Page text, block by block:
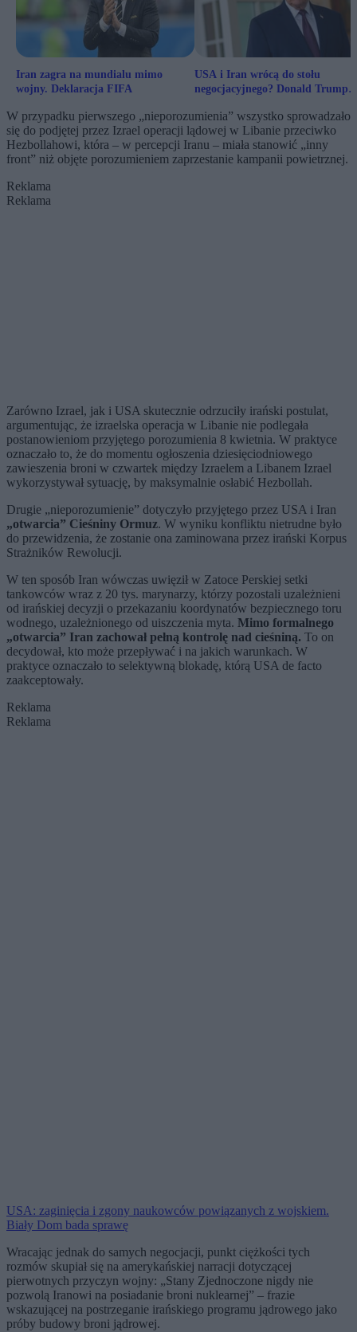
Iran zagra na mundialu mimo
wojny. Deklaracja FIFA
USA i Iran wrócą do stołu
negocjacyjnego? Donald Trump
W przypadku pierwszego „nieporozumienia” wszystko sprowadzało
się do podjętej przez Izrael operacji lądowej w Libanie przeciwko
Hezbollahowi, która – w percepcji Iranu – miała stanowić „inny
front” niż objęte porozumieniem zaprzestanie kampanii powietrznej.
Reklama
Reklama
Zarówno Izrael, jak i USA skutecznie odrzuciły irański postulat,
argumentując, że izraelska operacja w Libanie nie podlegała
postanowieniom przyjętego porozumienia 8 kwietnia. W praktyce
oznaczało to, że do momentu ogłoszenia dziesięciodniowego
zawieszenia broni w czwartek między Izraelem a Libanem Izrael
wykorzystywał sytuację, by maksymalnie osłabić Hezbollah.
Drugie „nieporozumienie” dotyczyło przyjętego przez USA i Iran
„otwarcia” Cieśniny Ormuz. W wyniku konfliktu nietrudne było
do przewidzenia, że zostanie ona zaminowana przez irański Korpus
Strażników Rewolucji.
W ten sposób Iran wówczas uwięził w Zatoce Perskiej setki
tankowców wraz z 20 tys. marynarzy, którzy pozostali uzależnieni
od irańskiej decyzji o przekazaniu koordynatów bezpiecznego toru
wodnego, uzależnionego od uiszczenia myta. Mimo formalnego
„otwarcia” Iran zachował pełną kontrolę nad cieśniną. To on
decydował, kto może przepływać i na jakich warunkach. W
praktyce oznaczało to selektywną blokadę, którą USA de facto
zaakceptowały.
Reklama
Reklama
USA: zaginięcia i zgony naukowców powiązanych z wojskiem.
Biały Dom bada sprawę
Wracając jednak do samych negocjacji, punkt ciężkości tych
rozmów skupiał się na amerykańskiej narracji dotyczącej
pierwotnych przyczyn wojny: „Stany Zjednoczone nigdy nie
pozwolą Iranowi na posiadanie broni nuklearnej” – frazie
wskazującej na postrzeganie irańskiego programu jądrowego jako
próby budowy broni jądrowej.